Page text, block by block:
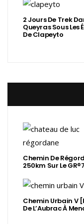
2 Jours De Trek
Queyras Sous Les
De Clapeyto
Chemin De
250km Sur Le
Chemin Urbain V
De L’Aubrac À